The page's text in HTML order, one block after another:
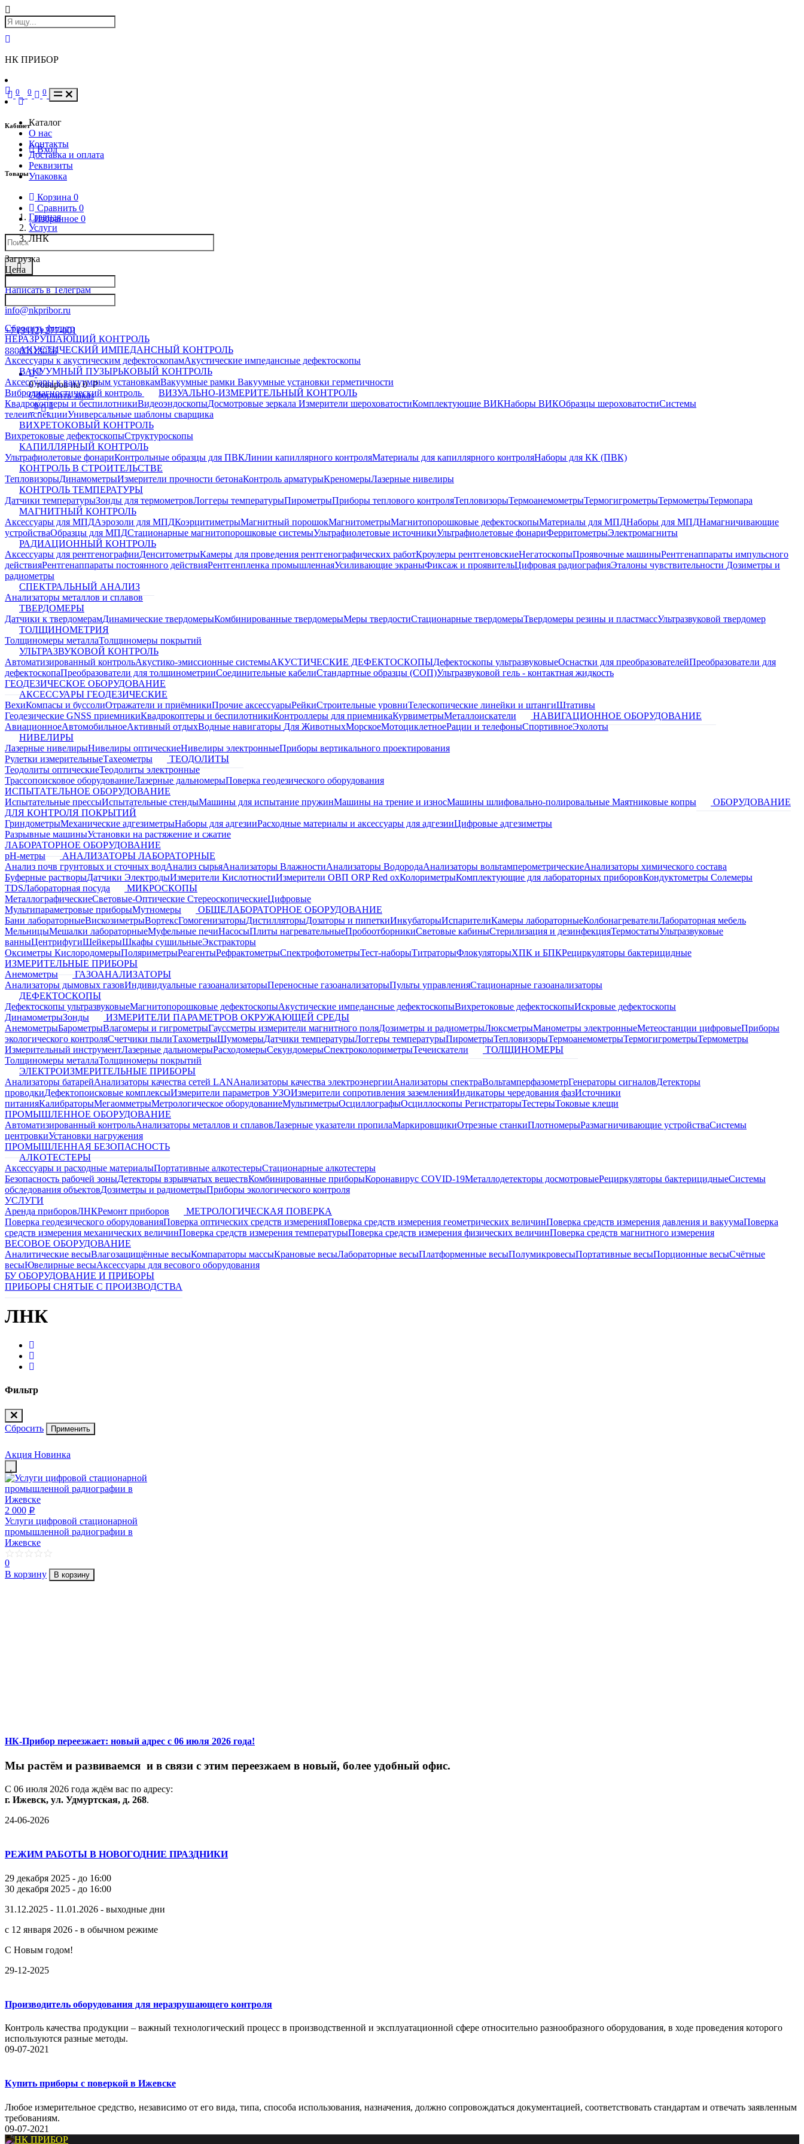
НК ПРИБОР
Кабинет
Вход
Товары
Корзина 0
Сравнить 0
Избранное 0
Написать в Телеграм
info@nkpribor.ru
+7 (3412) 277-001
88005118036
0
0 товаров на0 p
Оформить заказ
0 0
0 0 0
Каталог
О нас
Контакты
Доставка и оплата
Реквизиты
Упаковка
Главная
Услуги
ЛНК
Загрузка
Цена
Сбросить фильтр
НЕРАЗРУШАЮЩИЙ КОНТРОЛЬ
АКУСТИЧЕСКИЙ ИМПЕДАНСНЫЙ КОНТРОЛЬ
Аксессуары к акустическим дефектоскопамАкустические импедансные дефектоскопы
ВАКУУМНЫЙ ПУЗЫРЬКОВЫЙ КОНТРОЛЬ
Аксессуары к вакуумным установкамВакуумные рамки Вакуумные установки герметичности
Вибродиагностический контроль
ВИЗУАЛЬНО-ИЗМЕРИТЕЛЬНЫЙ КОНТРОЛЬ
Квадрокоптеры и беспилотникиВидеоэндоскопыДосмотровые зеркалаИзмерители шероховатостиКомплектующие ВИКНаборы ВИКОбразцы шероховатостиСистемы
телеинспекцииУниверсальные шаблоны сварщика
ВИХРЕТОКОВЫЙ КОНТРОЛЬ
Вихретоковые дефектоскопыСтруктуроскопы
КАПИЛЛЯРНЫЙ КОНТРОЛЬ
Ультрафиолетовые фонариКонтрольные образцы для ПВКЛинии капиллярного контроляМатериалы для капиллярного контроляНаборы для КК (ПВК)
КОНТРОЛЬ В СТРОИТЕЛЬСТВЕ
ТепловизорыДинамометрыИзмерители прочности бетонаКонтроль арматурыКреномерыЛазерные нивелиры
КОНТРОЛЬ ТЕМПЕРАТУРЫ
Датчики температурыЗонды для термометровЛоггеры температурыПирометрыПриборы теплового контроляТепловизорыТермоанемометрыТермогигрометрыТермометрыТермопара
МАГНИТНЫЙ КОНТРОЛЬ
Аксессуары для МПДАэрозоли для МПДКоэрцитиметрыМагнитный порошокМагнитометрыМагнитопорошковые дефектоскопыМатериалы для МПДНаборы для МПДНамагничивающие
устройстваОбразцы для МПДСтационарные магнитопорошковые системыУльтрафиолетовые источникиУльтрафиолетовые фонариФерритометрыЭлектромагниты
РАДИАЦИОННЫЙ КОНТРОЛЬ
Аксессуары для рентгенографииДенситометрыКамеры для проведения рентгенографических работКроулеры рентгеновскиеНегатоскопыПроявочные машиныРентгенаппараты импульсного
действияРентгенаппараты постоянного действияРентгенпленка промышленнаяУсиливающие экраныФиксаж и проявительЦифровая радиографияЭталоны чувствительности Дозиметры и
радиометры
СПЕКТРАЛЬНЫЙ АНАЛИЗ
Анализаторы металлов и сплавов
ТВЕРДОМЕРЫ
Датчики к твердомерамДинамические твердомерыКомбинированные твердомерыМеры твердостиСтационарные твердомерыТвердомеры резины и пластмассУльтразвуковой твердомер
ТОЛЩИНОМЕТРИЯ
Толщиномеры металлаТолщиномеры покрытий
УЛЬТРАЗВУКОВОЙ КОНТРОЛЬ
Автоматизированный контрольАкустико-эмиссионные системыАКУСТИЧЕСКИЕ ДЕФЕКТОСКОПЫДефектоскопы ультразвуковыеОснастки для преобразователейПреобразователи для
дефектоскопаПреобразователи для толщинометрииСоединительные кабелиСтандартные образцы (СОП)Ультразвуковой гель - контактная жидкость
ГЕОДЕЗИЧЕСКОЕ ОБОРУДОВАНИЕ
АКСЕССУАРЫ ГЕОДЕЗИЧЕСКИЕ
ВехиКомпасы и буссолиОтражатели и приёмникиПрочие аксессуарыРейкиСтроительные уровниТелескопические линейки и штангиШтативы
Геодезические GNSS приемникиКвадрокоптеры и беспилотникиКонтроллеры для приемникаКурвиметрыМеталлоискатели
НАВИГАЦИОННОЕ ОБОРУДОВАНИЕ
АвиационноеАвтомобильноеАктивный отдыхВодные навигаторы Для ЖивотныхМорскоеМотоциклетноеРации и телефоныСпортивноеЭхолоты
НИВЕЛИРЫ
Лазерные нивелирыНивелиры оптическиеНивелиры электронныеПриборы вертикального проектирования
Рулетки измерительныеТахеометры
ТЕОДОЛИТЫ
Теодолиты оптическиеТеодолиты электронные
Трассопоисковое оборудованиеЛазерные дальномерыПоверка геодезического оборудования
ИСПЫТАТЕЛЬНОЕ ОБОРУДОВАНИЕ
Испытательные прессыИспытательные стендыМашины для испытание пружинМашины на трение и износМашины шлифовально-полировальные Маятниковые копры
ОБОРУДОВАНИЕ
ДЛЯ КОНТРОЛЯ ПОКРЫТИЙ
ГриндометрыМеханические адгезиметрыНаборы для адгезииРасходные материалы и аксессуары для адгезииЦифровые адгезиметры
Разрывные машиныУстановки на растяжение и сжатие
ЛАБОРАТОРНОЕ ОБОРУДОВАНИЕ
pH-метры
АНАЛИЗАТОРЫ ЛАБОРАТОРНЫЕ
Анализ почв грунтовых и сточных водАнализ сырьяАнализаторы ВлажностиАнализаторы ВодородаАнализаторы вольтамперометрическиеАнализаторы химического состава
Буферные растворыДатчики ЭлектродыИзмерители КислотностиИзмерители ОВП ORP Red oxКолориметрыКомплектующие для лабораторных приборовКондуктометры Солемеры
TDSЛабораторная посуда
МИКРОСКОПЫ
МеталлографическиеСветовые-ОптическиеСтереоскопическиеЦифровые
Мультипараметровые приборыМутномеры
ОБЩЕЛАБОРАТОРНОЕ ОБОРУДОВАНИЕ
Бани лабораторныеВискозиметрыВортексГомогенизаторыДистилляторыДозаторы и пипеткиИнкубаторыИспарителиКамеры лабораторныеКолбонагревателиЛабораторная мебель
МельницыМешалки лабораторныеМуфельные печиНасосыПлиты нагревательныеПробоотборникиСветовые кабиныСтерилизация и дезинфекцияТермостатыУльтразвуковые
ванныЦентрифугиШейкерыШкафы сушильныеЭкстракторы
Оксиметры КислородомерыПоляриметрыРеагентыРефрактометрыСпектрофотометрыТест-наборыТитраторыФлокуляторыХПК и БПКРециркуляторы бактерицидные
ИЗМЕРИТЕЛЬНЫЕ ПРИБОРЫ
Анемометры
ГАЗОАНАЛИЗАТОРЫ
Анализаторы дымовых газовИндивидуальные газоанализаторыПереносные газоанализаторыПульты управленияСтационарные газоанализаторы
ДЕФЕКТОСКОПЫ
Дефектоскопы ультразвуковыеМагнитопорошковые дефектоскопыАкустические импедансные дефектоскопыВихретоковые дефектоскопыИскровые дефектоскопы
ДинамометрыЗонды
ИЗМЕРИТЕЛИ ПАРАМЕТРОВ ОКРУЖАЮЩЕЙ СРЕДЫ
АнемометрыБарометрыВлагомеры и гигрометрыГауссметры измерители магнитного поляДозиметры и радиометрыЛюксметрыМанометры электронныеМетеостанции цифровыеПриборы
экологического контроляСчетчики пылиТахометрыШумомерыДатчики температурыЛоггеры температурыПирометрыТепловизорыТермоанемометрыТермогигрометрыТермометры
Измерительный инструментЛазерные дальномерыРасходомерыСекундомерыСпектроколориметрыТечеискатели
ТОЛЩИНОМЕРЫ
Толщиномеры металлаТолщиномеры покрытий
ЭЛЕКТРОИЗМЕРИТЕЛЬНЫЕ ПРИБОРЫ
Анализаторы батарейАнализаторы качества сетей LANАнализаторы качества электроэнергииАнализаторы спектраВольтамперфазометрГенераторы сигналовДетекторы
проводкиДефектопоисковые комплексыИзмерители параметров УЗОИзмерители сопротивления заземленияИндикаторы чередования фазИсточники
питанияКалибраторыМегаомметрыМетрологическое оборудованиеМультиметрыОсциллографыОсциллоскопы РегистраторыТестерыТоковые клещи
ПРОМЫШЛЕННОЕ ОБОРУДОВАНИЕ
Автоматизированный контрольАнализаторы металлов и сплавовЛазерные указатели пропилаМаркировщикиОтрезные станкиПлотномерыРазмагничивающие устройстваСистемы
центровкиУстановки нагружения
ПРОМЫШЛЕННАЯ БЕЗОПАСНОСТЬ
АЛКОТЕСТЕРЫ
Аксессуары и расходные материалыПортативные алкотестерыСтационарные алкотестеры
Безопасность рабочей зоныДетекторы взрывчатых веществКомбинированные приборыКоронавирус COVID-19Металлодетекторы досмотровыеРециркуляторы бактерицидныеСистемы
обследования объектовДозиметры и радиометрыПриборы экологического контроля
УСЛУГИ
Аренда приборовЛНКРемонт приборов
МЕТРОЛОГИЧЕСКАЯ ПОВЕРКА
Поверка геодезического оборудованияПоверка оптических средств измеренияПоверка средств измерения геометрических величинПоверка средств измерения давления и вакуумаПоверка
средств измерения механических величинПоверка средств измерения температурыПоверка средств измерения физических величинПоверка средств магнитного измерения
ВЕСОВОЕ ОБОРУДОВАНИЕ
Аналитические весыВлагозащищённые весыКомпараторы массыКрановые весыЛабораторные весыПлатформенные весыПолумикровесыПортативные весыПорционные весыСчётные
весыЮвелирные весыАксессуары для весового оборудования
БУ ОБОРУДОВАНИЕ И ПРИБОРЫ
ПРИБОРЫ СНЯТЫЕ С ПРОИЗВОДСТВА
ЛНК
Фильтр
Сбросить Применить
Акция Новинка
2 000 p
Услуги цифровой стационарной
промышленной радиографии в
Ижевске
0
В корзину
В корзину
НК-Прибор переезжает: новый адрес с 06 июля 2026 года!
Мы растём и развиваемся и в связи с этим переезжаем в новый, более удобный офис.
С 06 июля 2026 года ждём вас по адресу:
г. Ижевск, ул. Удмуртская, д. 268.
24-06-2026
РЕЖИМ РАБОТЫ В НОВОГОДНИЕ ПРАЗДНИКИ
29 декабря 2025 - до 16:00
30 декабря 2025 - до 16:00
31.12.2025 - 11.01.2026 - выходные дни
с 12 января 2026 - в обычном режиме
С Новым годом!
29-12-2025
Производитель оборудования для неразрушающего контроля
Контроль качества продукции – важный технологический процесс в производственной и эксплуатационной сфере относительно разнообразного оборудования, в ходе проведения которого
используются разные методы.
09-07-2021
Купить приборы с поверкой в Ижевске
Любое измерительное средство, независимо от его вида, типа, способа использования, назначения, должно сопровождаться документацией, соответствовать стандартам и отвечать заявленным
требованиям.
09-07-2021